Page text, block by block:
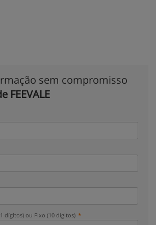
sem compromisso
FEEVALE
dígitos) ou Fixo (10 dígitos)